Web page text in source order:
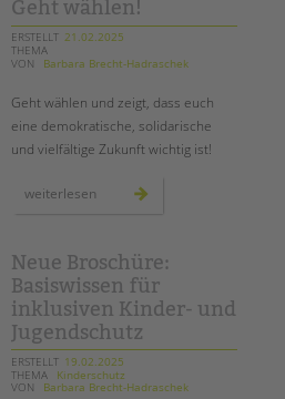
Geht wählen!
ERSTELLT 21.02.2025
THEMA
VON
Barbara Brecht-Hadraschek
Geht wählen und zeigt, dass euch
eine demokratische, solidarische
und vielfältige Zukunft wichtig ist!
weiterlesen
wählen!
Neue Broschüre:
Basiswissen für
inklusiven Kinder- und
Jugendschutz
ERSTELLT 19.02.2025
THEMA
Kinderschutz
VON
Barbara Brecht-Hadraschek